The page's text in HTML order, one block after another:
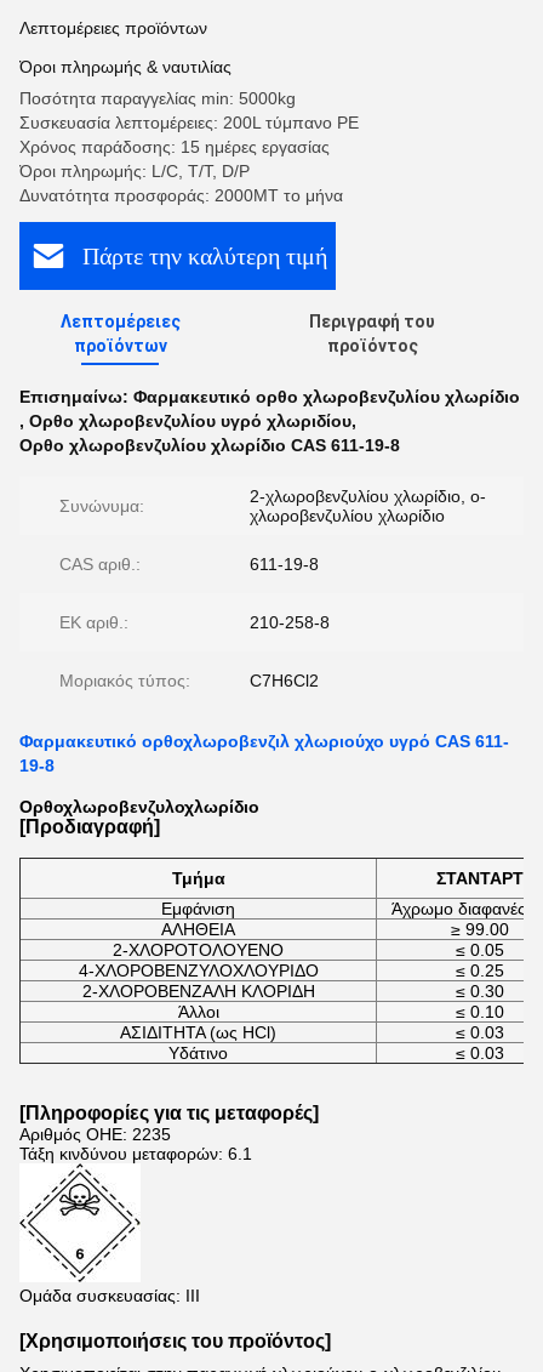
Λεπτομέρειες προϊόντων
Όροι πληρωμής & ναυτιλίας
Ποσότητα παραγγελίας min: 5000kg
Συσκευασία λεπτομέρειες: 200L τύμπανο PE
Χρόνος παράδοσης: 15 ημέρες εργασίας
Όροι πληρωμής: L/C, T/T, D/P
Δυνατότητα προσφοράς: 2000MT το μήνα
Πάρτε την καλύτερη τιμή
Λεπτομέρειες
προϊόντων
Περιγραφή του
προϊόντος
Επισημαίνω: Φαρμακευτικό ορθο χλωροβενζυλίου χλωρίδιο
, Ορθο χλωροβενζυλίου υγρό χλωριδίου,
Ορθο χλωροβενζυλίου χλωρίδιο CAS 611-19-8
Συνώνυμα:
2-χλωροβενζυλίου χλωρίδιο, ο-
χλωροβενζυλίου χλωρίδιο
CAS αριθ.: 611-19-8
ΕΚ αριθ.: 210-258-8
Μοριακός τύπος: C7H6Cl2
Φαρμακευτικό ορθοχλωροβενζιλ χλωριούχο υγρό CAS 611-
19-8
Ορθοχλωροβενζυλοχλωρίδιο
[Προδιαγραφή]
Τμήμα
ΣΤΑΝΤΑΡΤ
Εμφάνιση
Άχρωμο διαφανές
ΑΛΗΘΕΙΑ
≥ 99.00
2-ΧΛΟΡΟΤΟΛΟΥΕΝΟ
≤ 0.05
4-ΧΛΟΡΟΒΕΝΖΥΛΟΧΛΟΥΡΙΔΟ
≤ 0.25
2-ΧΛΟΡΟΒΕΝΖΑΛΗ ΚΛΟΡΙΔΗ
≤ 0.30
Άλλοι
≤ 0.10
ΑΣΙΔΙΤΗΤΑ (ως HCl)
≤ 0.03
Υδάτινο
≤ 0.03
[Πληροφορίες για τις μεταφορές]
Αριθμός ΟΗΕ: 2235
Τάξη κινδύνου μεταφορών: 6.1
Ομάδα συσκευασίας: III
[Χρησιμοποιήσεις του προϊόντος]